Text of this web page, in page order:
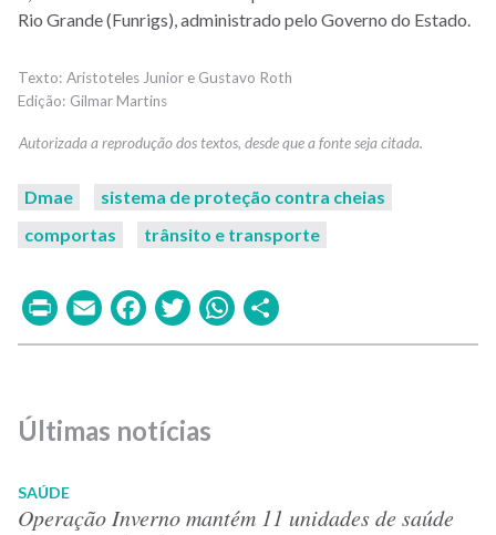
Rio Grande (Funrigs), administrado pelo Governo do Estado.
Aristoteles Junior e Gustavo Roth
Gilmar Martins
Dmae
sistema de proteção contra cheias
comportas
trânsito e transporte
PrintEmailFacebook
TwitterWhatsApp
Últimas notícias
SAÚDE
Operação Inverno mantém 11 unidades de saúde